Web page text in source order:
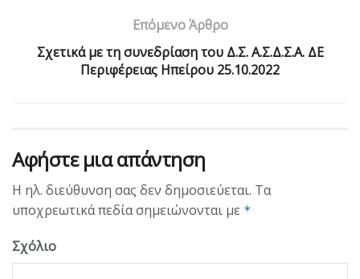
Επόμενο Άρθρο
Σχετικά με τη συνεδρίαση του Δ.Σ. Α.Σ.Δ.Σ.Α. ΔΕ
Περιφέρειας Ηπείρου 25.10.2022
Αφήστε μια απάντηση
Η ηλ. διεύθυνση σας δεν δημοσιεύεται. Τα
υποχρεωτικά πεδία σημειώνονται με *
Σχόλιο